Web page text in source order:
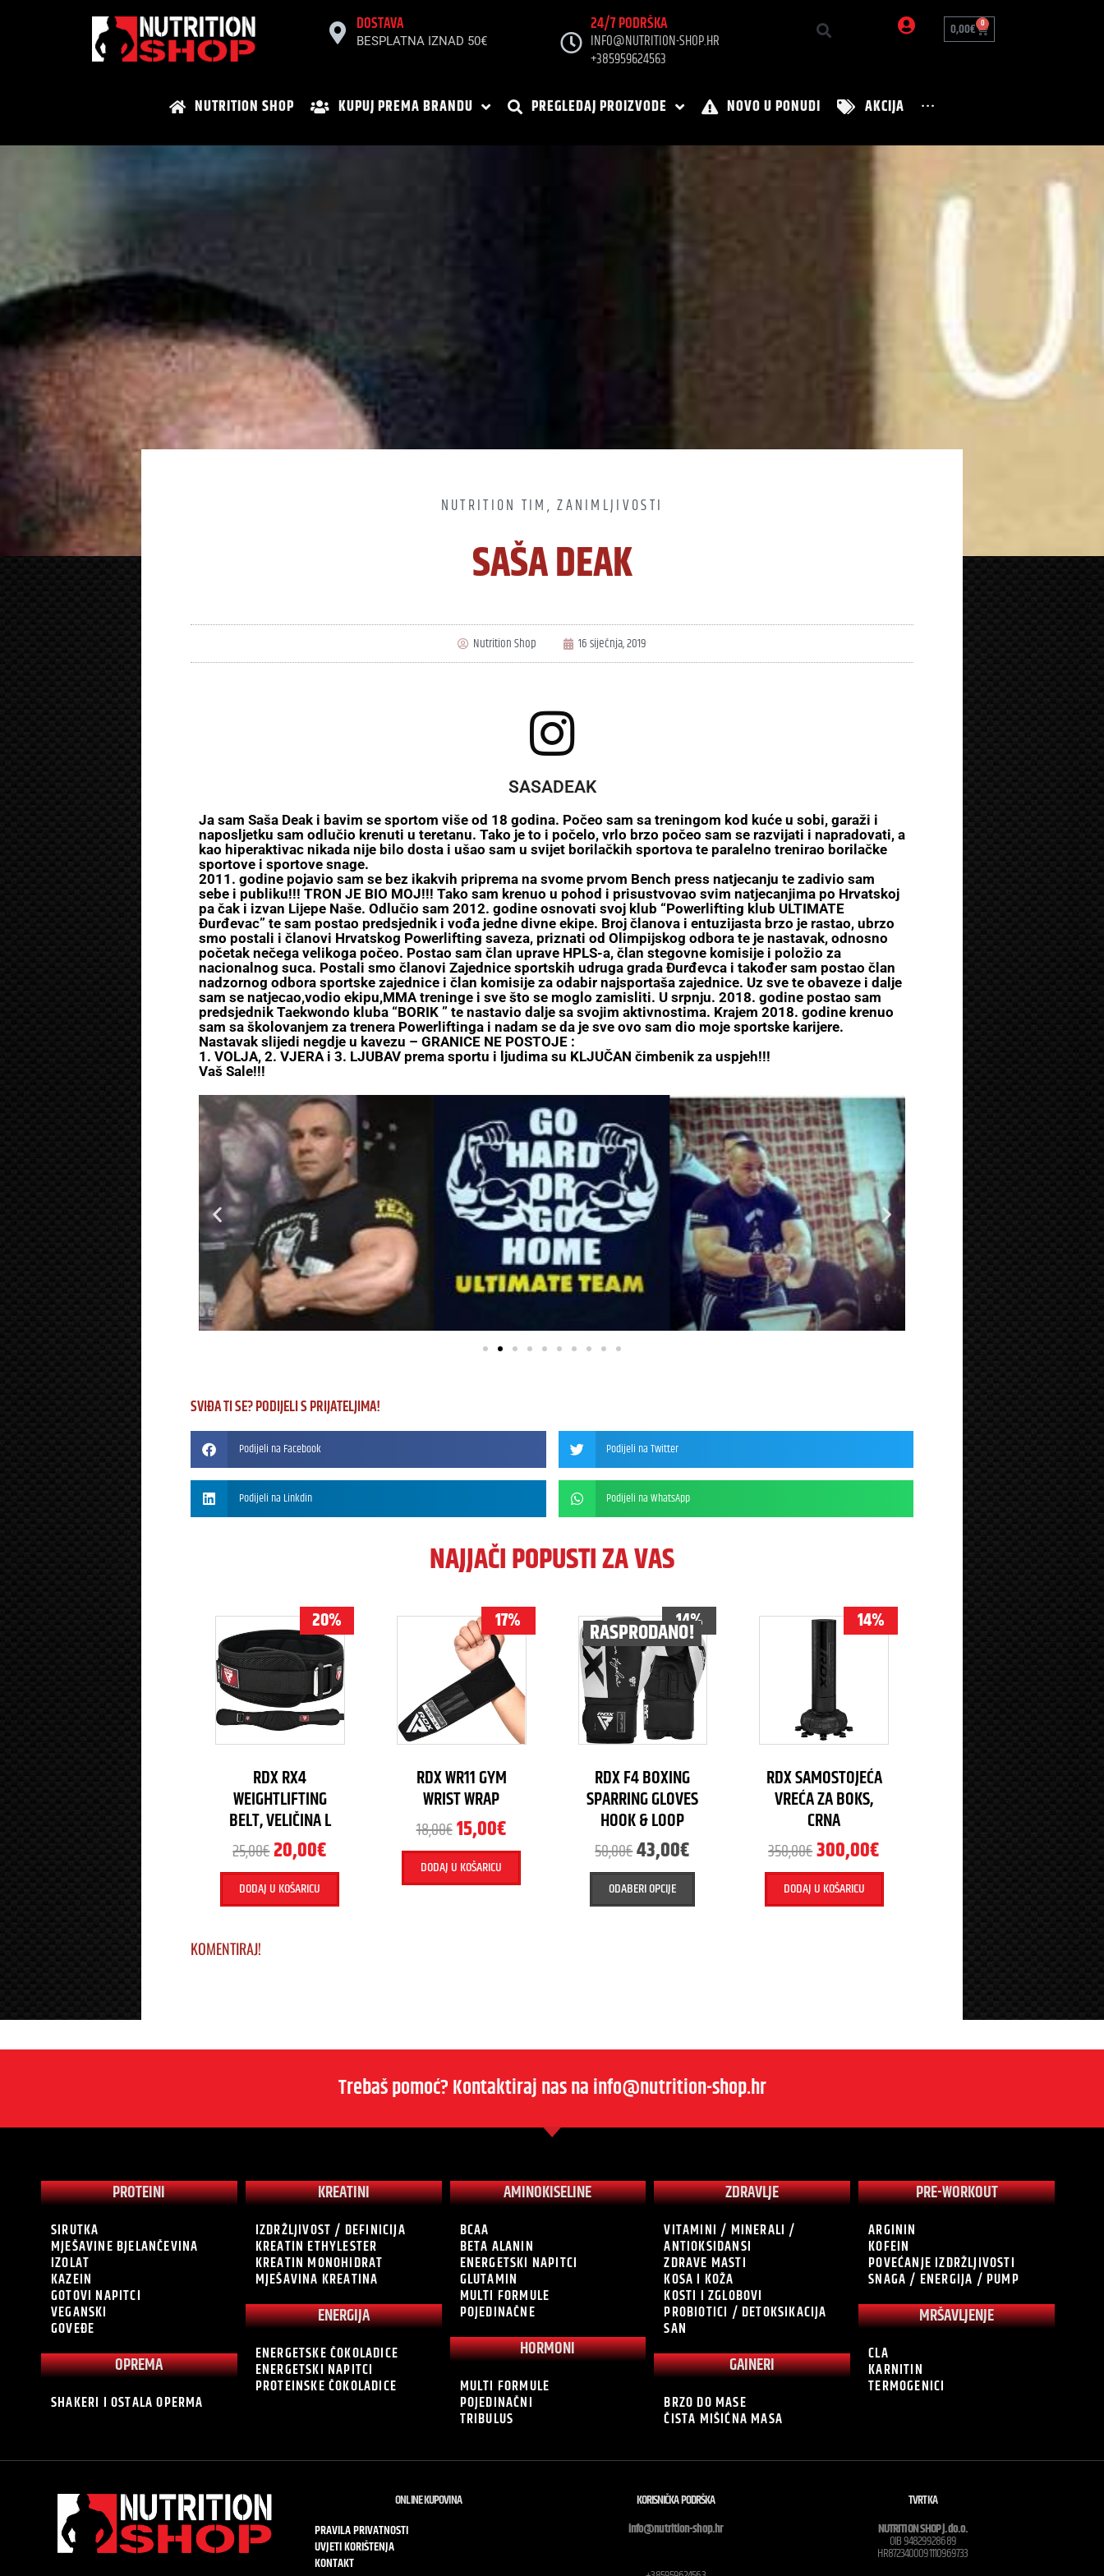
DOSTAVA
BESPLATNA IZNAD 50€
24/7 PODRŠKA
INFO@NUTRITION-SHOP.HR
+385959624563
0,00€ 0
NUTRITION SHOP KUPUJ PREMA BRANDU PREGLEDAJ PROIZVODE NOVO U PONUDI AKCIJA
···
Zdravi recepti
NUTRITION TIM,ZANIMLJIVOSTI
SAŠA DEAK
Nutrition Shop 16 siječnja, 2019
SASADEAK
Ja sam Saša Deak i bavim se sportom više od 18 godina. Počeo sam sa treningom kod kuće u sobi, garaži i
naposljetku sam odlučio krenuti u teretanu. Tako je to i počelo, vrlo brzo počeo sam se razvijati i napradovati, a
kao hiperaktivac nikada nije bilo dosta i ušao sam u svijet borilačkih sportova te paralelno trenirao borilačke
sportove i sportove snage.
2011. godine pojavio sam se bez ikakvih priprema na svome prvom Bench press natjecanju te zadivio sam
sebe i publiku!!! TRON JE BIO MOJ!!! Tako sam krenuo u pohod i prisustvovao svim natjecanjima po Hrvatskoj
pa čak i izvan Lijepe Naše. Odlučio sam 2012. godine osnovati svoj klub “Powerlifting klub ULTIMATE
Đurđevac” te sam postao predsjednik i vođa jedne divne ekipe. Broj članova i entuzijasta brzo je rastao, ubrzo
smo postali i članovi Hrvatskog Powerlifting saveza, priznati od Olimpijskog odbora te je nastavak, odnosno
početak nečega velikoga počeo. Postao sam član uprave HPLS-a, član stegovne komisije i položio za
nacionalnog suca. Postali smo članovi Zajednice sportskih udruga grada Đurđevca i također sam postao član
nadzornog odbora sportske zajednice i član komisije za odabir najsportaša zajednice. Uz sve te obaveze i dalje
sam se natjecao,vodio ekipu,MMA treninge i sve što se moglo zamisliti. U srpnju. 2018. godine postao sam
predsjednik Taekwondo kluba “BORIK ” te nastavio dalje sa svojim aktivnostima. Krajem 2018. godine krenuo
sam sa školovanjem za trenera Powerliftinga i nadam se da je sve ovo sam dio moje sportske karijere.
Nastavak slijedi negdje u kavezu – GRANICE NE POSTOJE :
1. VOLJA, 2. VJERA i 3. LJUBAV prema sportu i ljudima su KLJUČAN čimbenik za uspjeh!!!
Vaš Sale!!!
SVIĐA TI SE? PODIJELI S PRIJATELJIMA!
Podijeli na Facebook Podijeli na Twitter
Podijeli na Linkdin Podijeli na WhatsApp
NAJJAČI POPUSTI ZA VAS
20%
RDX RX4
WEIGHTLIFTING
BELT, VELIČINA L
25,00€20,00€
DODAJ U KOŠARICU
17%
RDX WR11 GYM
WRIST WRAP
18,00€15,00€
DODAJ U KOŠARICU
RASPRODANO!
14%
RDX F4 BOXING
SPARRING GLOVES
HOOK & LOOP
50,00€43,00€
ODABERI OPCIJE
14%
RDX SAMOSTOJEĆA
VREĆA ZA BOKS,
CRNA
350,00€300,00€
DODAJ U KOŠARICU
KOMENTIRAJ!
Trebaš pomoć? Kontaktiraj nas na info@nutrition-shop.hr
PROTEINI
SIRUTKA
MJEŠAVINE BJELANČEVINA
IZOLAT
KAZEIN
GOTOVI NAPITCI
VEGANSKI
GOVEĐE
OPREMA
SHAKERI I OSTALA OPERMA
KREATINI
IZDRŽLJIVOST / DEFINICIJA
KREATIN ETHYLESTER
KREATIN MONOHIDRAT
MJEŠAVINA KREATINA
ENERGIJA
ENERGETSKE ČOKOLADICE
ENERGETSKI NAPITCI
PROTEINSKE ČOKOLADICE
AMINOKISELINE
BCAA
BETA ALANIN
ENERGETSKI NAPITCI
GLUTAMIN
MULTI FORMULE
POJEDINAČNE
HORMONI
MULTI FORMULE
POJEDINAČNI
TRIBULUS
ZDRAVLJE
VITAMINI / MINERALI /
ANTIOKSIDANSI
ZDRAVE MASTI
KOSA I KOŽA
KOSTI I ZGLOBOVI
PROBIOTICI / DETOKSIKACIJA
SAN
GAINERI
BRZO DO MASE
ČISTA MIŠIĆNA MASA
PRE-WORKOUT
ARGININ
KOFEIN
POVEĆANJE IZDRŽLJIVOSTI
SNAGA / ENERGIJA / PUMP
MRŠAVLJENJE
CLA
KARNITIN
TERMOGENICI
ONLINE KUPOVINA
PRAVILA PRIVATNOSTI
UVJETI KORIŠTENJA
KONTAKT
KORISNIČKA PODRŠKA
info@nutrition-shop.hr
TVRTKA
NUTRITION SHOP j.do.o.
OIB 94829928689
HR8723400091110969733